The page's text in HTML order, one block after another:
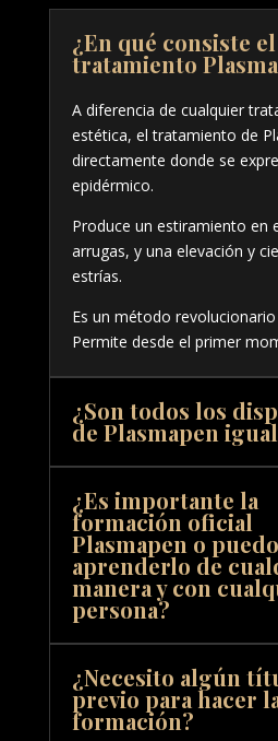
¿En qué consiste el
tratamiento
A diferencia de cualquier
estética, el tratamiento de
directamente donde se
epidérmico.
Produce un estiramiento en
arrugas, y una elevación y
estrías.
Es un método
Permite desde el primer
¿Son todos los
de Plasmapen
¿Es importante la
formación oficial
Plasmapen o puedo
aprenderlo de
manera y con
persona?
¿Necesito algún
previo para hacer
formación?